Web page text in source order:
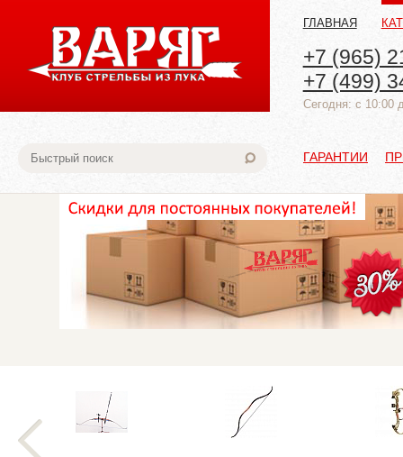
ГЛАВНАЯ
+7 (965)
+7 (499)
Cегодня: с 10:00
ГАРАНТИИ